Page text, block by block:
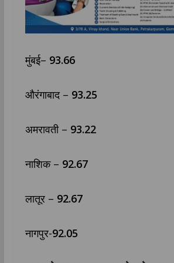
मुंबई– 93.66
औरंगाबाद – 93.25
अमरावती – 93.22
नाशिक – 92.67
लातूर – 92.67
नागपुर-92.05